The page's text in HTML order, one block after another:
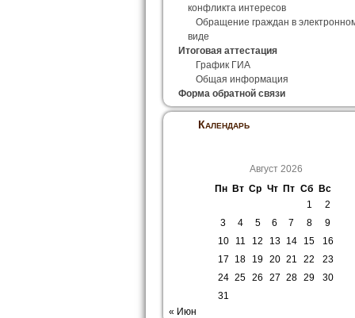
конфликта интересов
Обращение граждан в
виде
Итоговая аттестация
График ГИА
Общая информация
Форма обратной связи
Календарь
Август 2026
Пн
Вт Ср Чт Пт Сб
Вс
1
2
3
4 5 6 7 8
9
10
11 12 13 14 15
16
17
18 19 20 21 22
23
24 25 26 27 28 29
30
31
« Июн